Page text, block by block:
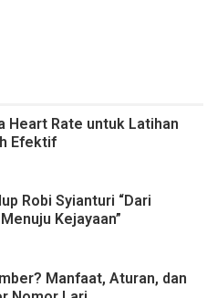
Heart Rate untuk Latihan
Efektif
Robi Syianturi “Dari
Kejayaan”
Manfaat, Aturan, dan